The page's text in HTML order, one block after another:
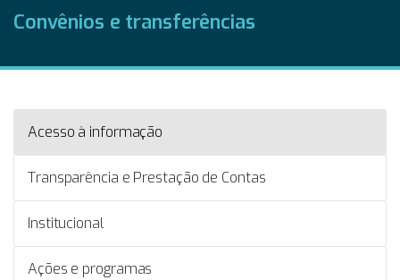
Convênios e transferências
Acesso à informação
Transparência e Prestação de Contas
Institucional
Ações e programas